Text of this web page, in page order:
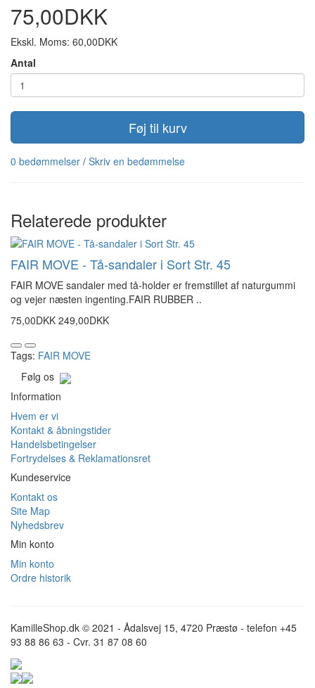
75,00DKK
Ekskl. Moms: 60,00DKK
Antal
Føj til kurv
0 bedømmelser / Skriv en bedømmelse
Relaterede produkter
FAIR MOVE - Tå-sandaler i Sort Str. 45
FAIR MOVE sandaler med tå-holder er fremstillet af naturgummi
og vejer næsten ingenting.FAIR RUBBER ..
75,00DKK 249,00DKK
Tags: FAIR MOVE
Følg os
Information
Hvem er vi
Kontakt & åbningstider
Handelsbetingelser
Fortrydelses & Reklamationsret
Kundeservice
Kontakt os
Site Map
Nyhedsbrev
Min konto
Min konto
Ordre historik
KamilleShop.dk © 2021 - Ådalsvej 15, 4720 Præstø - telefon +45
93 88 86 63 - Cvr. 31 87 08 60